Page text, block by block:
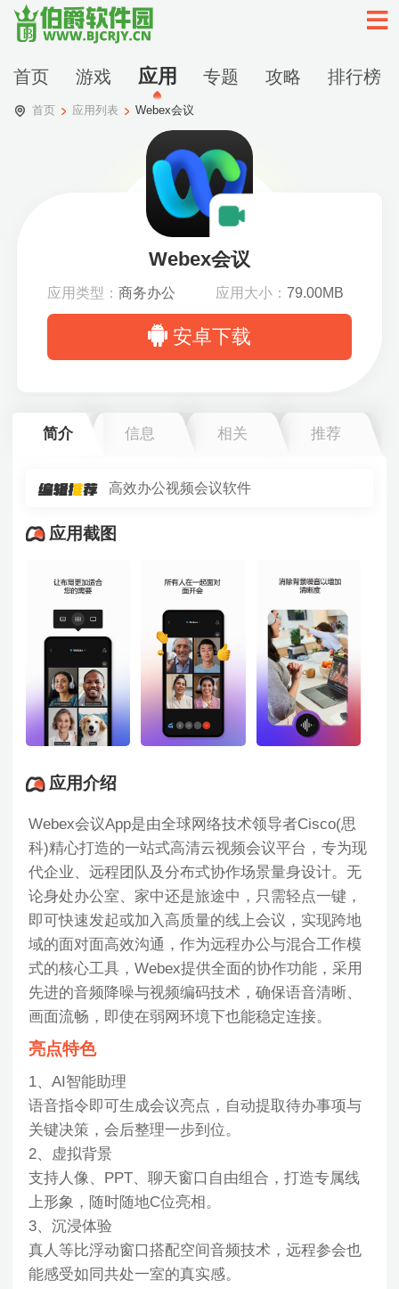
首页 游戏 应用 专题 攻略 排行榜
首页 应用列表 Webex会议
Webex会议
应用类型： 商务办公 应用大小：79.00MB
安卓下载
简介 信息 相关 推荐
高效办公视频会议软件
应用截图
应用介绍
Webex会议App是由全球网络技术领导者Cisco(思
科)精心打造的一站式高清云视频会议平台，专为现
代企业、远程团队及分布式协作场景量身设计。无
论身处办公室、家中还是旅途中，只需轻点一键，
即可快速发起或加入高质量的线上会议，实现跨地
域的面对面高效沟通，作为远程办公与混合工作模
式的核心工具，Webex提供全面的协作功能，采用
先进的音频降噪与视频编码技术，确保语音清晰、
画面流畅，即使在弱网环境下也能稳定连接。
亮点特色
1、AI智能助理
语音指令即可生成会议亮点，自动提取待办事项与
关键决策，会后整理一步到位。
2、虚拟背景
支持人像、PPT、聊天窗口自由组合，打造专属线
上形象，随时随地C位亮相。
3、沉浸体验
真人等比浮动窗口搭配空间音频技术，远程参会也
能感受如同共处一室的真实感。